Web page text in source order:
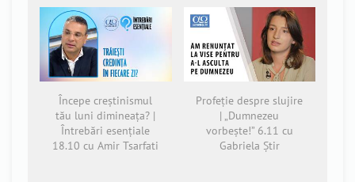
Începe creștinismul
tău luni dimineața? |
Întrebări esențiale
18.10 cu Amir Tsarfati
Profeție despre slujire
| „Dumnezeu
vorbește!” 6.11 cu
Gabriela Știr